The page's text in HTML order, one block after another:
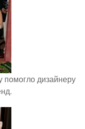
помогло дизайнеру